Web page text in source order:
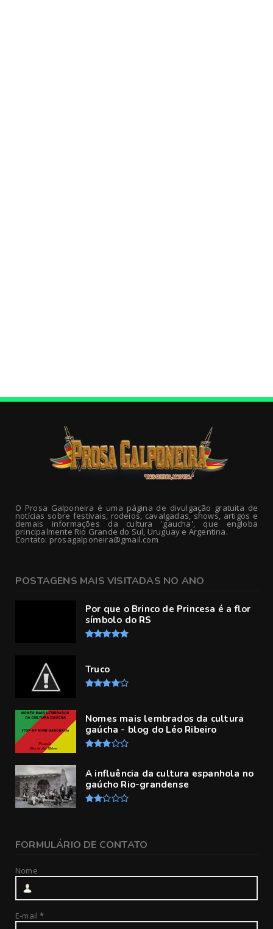
O Prosa Galponeira é uma página de divulgação gratuita de
notícias sobre festivais, rodeios, cavalgadas, shows, artigos e
demais informações da cultura 'gaucha', que engloba
principalmente Rio Grande do Sul, Uruguay e Argentina.
Contato: prosagalponeira@gmail.com
POSTAGENS MAIS VISITADAS NO ANO
Por que o Brinco de Princesa é a flor
símbolo do RS
Truco
Nomes mais lembrados da cultura
gaúcha - blog do Léo Ribeiro
A influência da cultura espanhola no
gaúcho Rio-grandense
FORMULÁRIO DE CONTATO
Nome
E-mail*